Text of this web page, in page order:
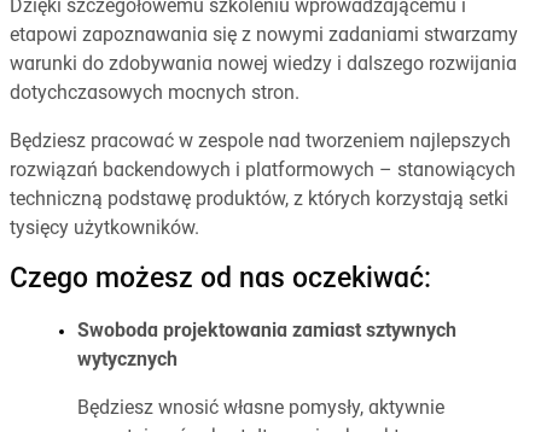
Dzięki szczegółowemu szkoleniu wprowadzającemu i
etapowi zapoznawania się z nowymi zadaniami stwarzamy
warunki do zdobywania nowej wiedzy i dalszego rozwijania
dotychczasowych mocnych stron.
Będziesz pracować w zespole nad tworzeniem najlepszych
rozwiązań backendowych i platformowych – stanowiących
techniczną podstawę produktów, z których korzystają setki
tysięcy użytkowników.
Czego możesz od nas oczekiwać:
Swoboda projektowania zamiast sztywnych
wytycznych
Będziesz wnosić własne pomysły, aktywnie